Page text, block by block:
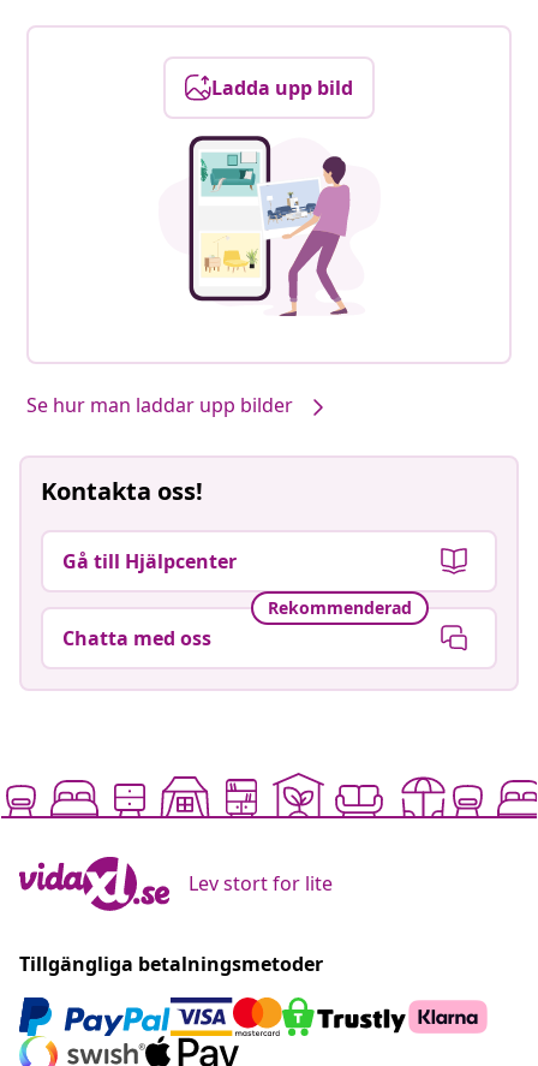
Ladda upp bild
Se hur man laddar upp bilder
Kontakta oss!
Gå till Hjälpcenter
Rekommenderad
Chatta med oss
Lev stort for lite
Tillgängliga betalningsmetoder